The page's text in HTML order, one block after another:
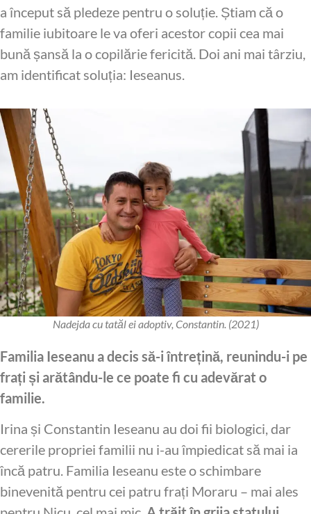
a început să pledeze pentru o soluție. Știam că o
familie iubitoare le va oferi acestor copii cea mai
bună șansă la o copilărie fericită. Doi ani mai târziu,
am identificat soluția: Ieseanus.
Nadejda cu tatăl ei adoptiv, Constantin. (2021)
Familia Ieseanu a decis să-i întrețină, reunindu-i pe
frați și arătându-le ce poate fi cu adevărat o
familie.
Irina și Constantin Ieseanu au doi fii biologici, dar
cererile propriei familii nu i-au împiedicat să mai ia
încă patru. Familia Ieseanu este o schimbare
binevenită pentru cei patru frați Moraru – mai ales